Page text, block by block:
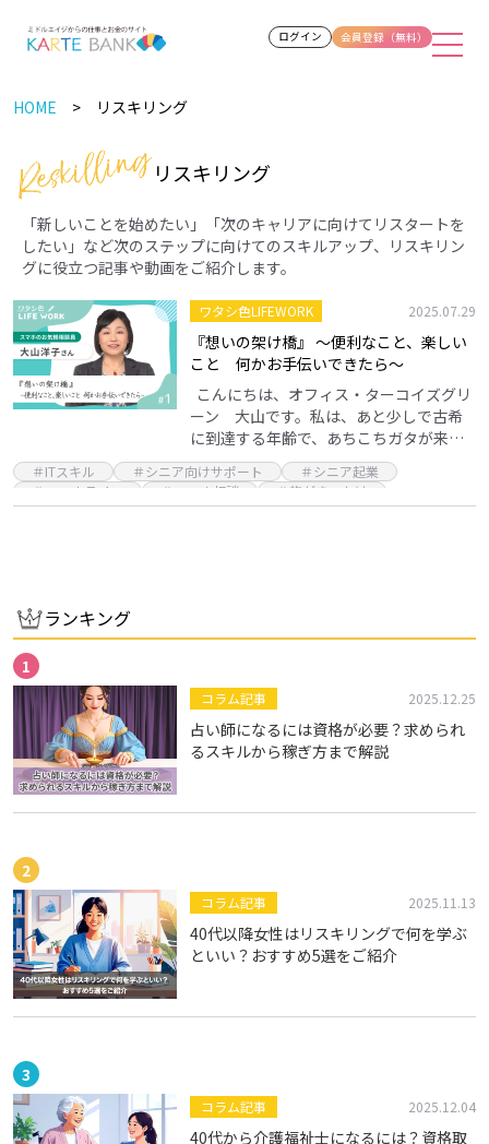
ログイン 会員登録（無料）
HOME リスキリング
リスキリング
「新しいことを始めたい」「次のキャリアに向けてリスタートを
したい」など次のステップに向けてのスキルアップ、リスキリン
グに役立つ記事や動画をご紹介します。
ワタシ色LIFEWORK 2025.07.29
『想いの架け橋』 ～便利なこと、楽しい
こと 何かお手伝いできたら～
こんにちは、オフィス・ターコイズグリ
ーン 大山です。私は、あと少しで古希
に到達する年齢で、あちこちガタが来て
いる身体でいながら、スマホのお気軽相
談員として、主に同世代から高齢者の
方々にス…
＃ITスキル ＃シニア向けサポート
＃シニア起業
＃スマホライフ
＃スマホ相談 ＃旅がきっかけ
ランキング
コラム記事 2025.12.25
占い師になるには資格が必要？求められ
るスキルから稼ぎ方まで解説
コラム記事 2025.11.13
40代以降女性はリスキリングで何を学ぶ
といい？おすすめ5選をご紹介
コラム記事 2025.12.04
40代から介護福祉士になるには？資格取